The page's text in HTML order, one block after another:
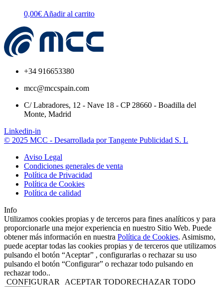
0,00€ Añadir al carrito
+34 916653380
mcc@mccspain.com
C/ Labradores, 12 - Nave 18 - CP 28660 - Boadilla del
Monte, Madrid
Linkedin-in
© 2025 MCC - Desarrollada por Tangente Publicidad S. L
Aviso Legal
Condiciones generales de venta
Política de Privacidad
Política de Cookies
Política de calidad
Info
Utilizamos cookies propias y de terceros para fines analíticos y para
proporcionarle una mejor experiencia en nuestro Sitio Web. Puede
obtener más información en nuestra Política de Cookies. Asimismo,
puede aceptar todas las cookies propias y de terceros que utilizamos
pulsando el botón “Aceptar” , configurarlas o rechazar su uso
pulsando el botón “Configurar” o rechazar todo pulsando en
rechazar todo..
CONFIGURAR
ACEPTAR TODORECHAZAR TODO